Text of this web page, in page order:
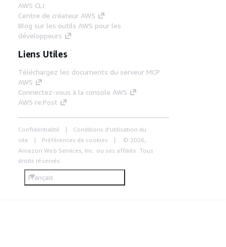
AWS CLI
Centre de créateur AWS
Blog sur les outils AWS pour les
développeurs
Liens Utiles
Téléchargez les documents du serveur MCP
AWS
Connectez-vous à la console AWS
AWS re:Post
Confidentialité
Conditions d'utilisation du
site
Préférences de cookies
© 2026,
Amazon Web Services, Inc. ou ses affiliés. Tous
droits réservés.
Français